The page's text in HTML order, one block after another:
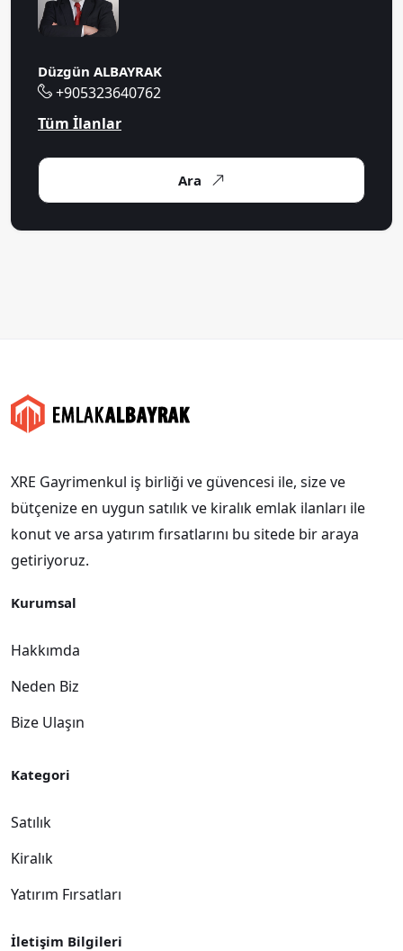
Düzgün ALBAYRAK
+905323640762
Tüm İlanlar
Ara
XRE Gayrimenkul iş birliği ve güvencesi ile, size ve
bütçenize en uygun satılık ve kiralık emlak ilanları ile
konut ve arsa yatırım fırsatlarını bu sitede bir araya
getiriyoruz.
Kurumsal
Hakkımda
Neden Biz
Bize Ulaşın
Kategori
Satılık
Kiralık
Yatırım Fırsatları
İletişim Bilgileri